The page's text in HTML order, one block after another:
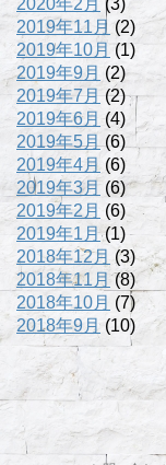
2019年11月 (2)
2019年10月 (1)
2019年9月 (2)
2019年7月 (2)
2019年6月 (4)
2019年5月(6)
2019年4月 (6)
2019年3月 (6)
2019年2月 (6)
2019年1月(1)
2018年12月 (3)
2018年11月 (8)
2018年10月 (7)
2018年9月 (10)